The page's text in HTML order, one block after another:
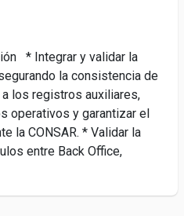
* Integrar y validar la
la consistencia de
los registros auxiliares,
operativos y garantizar el
la CONSAR. * Validar la
entre Back Office,